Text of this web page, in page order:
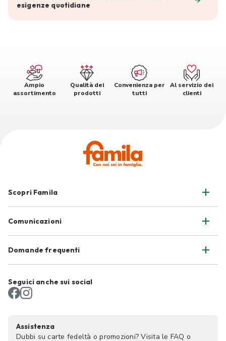
esigenze quotidiane
Ampio
assortimento
Qualità dei
prodotti
Convenienza per
tutti
Al servizio dei
clienti
Scopri Famila
Comunicazioni
Domande frequenti
Seguici anche sui social
Assistenza
Dubbi su carte fedeltà o promozioni? Visita le FAQ o